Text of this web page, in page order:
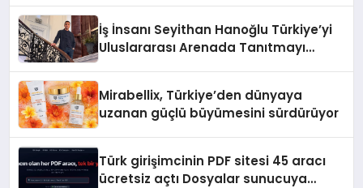
İş İnsanı Seyithan Hanoğlu Türkiye’yi
Uluslararası Arenada Tanıtmayı
Mirabellix, Türkiye’den dünyaya
uzanan güçlü büyümesini sürdürüyor
Türk girişimcinin PDF sitesi 45 aracı
ücretsiz açtı Dosyalar sunucuya